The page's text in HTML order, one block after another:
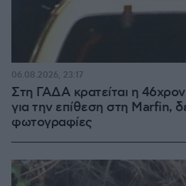
Στη ΓΑΔΑ κρατείται η
για την επίθεση στη Marfin,
φωτογραφίες
06.08.2026, 23:17